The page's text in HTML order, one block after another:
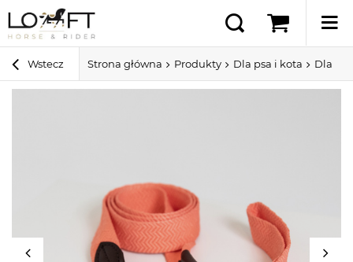
Wstecz Strona główna Produkty Dla psa i kota Dla